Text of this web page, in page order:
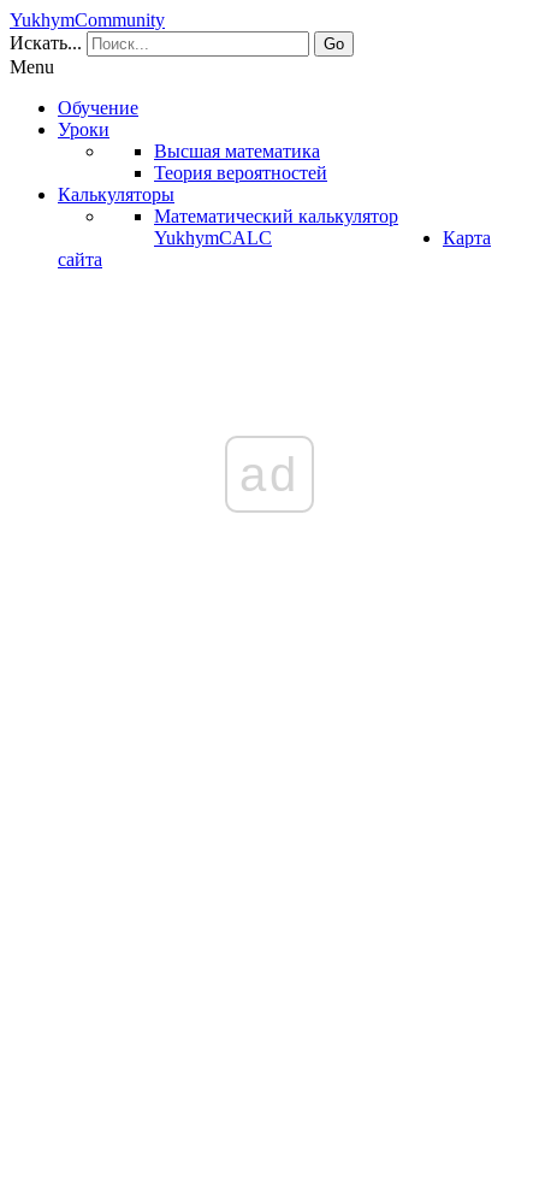
YukhymCommunity
Искать...
Go
Menu
Обучение
Уроки
Высшая математика
Теория вероятностей
Калькуляторы
Математический калькулятор
YukhymCALC
Карта
сайта
ad